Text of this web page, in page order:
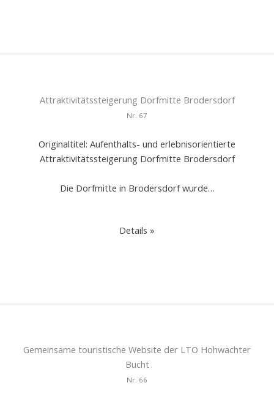
Attraktivitätssteigerung Dorfmitte Brodersdorf
Nr. 67
Originaltitel: Aufenthalts- und erlebnisorientierte
Attraktivitätssteigerung Dorfmitte Brodersdorf
Die Dorfmitte in Brodersdorf wurde…
Details »
Gemeinsame touristische Website der LTO Hohwachter
Bucht
Nr. 66